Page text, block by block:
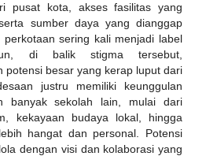
pusat kota, akses fasilitas yang
sumber daya yang dianggap
perkotaan sering kali menjadi label
di balik stigma tersebut,
potensi besar yang kerap luput dari
justru memiliki keunggulan
banyak sekolah lain, mulai dari
kekayaan budaya lokal, hingga
hangat dan personal. Potensi
dengan visi dan kolaborasi yang